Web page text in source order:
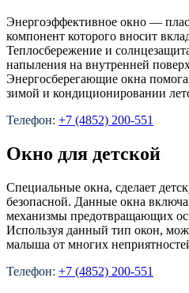
Энергоэффективное окно —
компонент которого вносит
Теплосбережение и
напыления на внутренней
Энергосберегающие окна
зимой и кондиционировании
Телефон: +7 (4852) 200-551
Окно для детской
Специальные окна, сделает
безопасной. Данные окна
механизмы предотвращающих
Используя данный тип окон,
малыша от многих
Телефон: +7 (4852) 200-551